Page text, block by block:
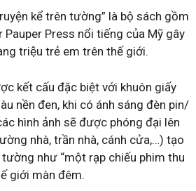
kể trên tường” là bộ sách gồm
Pauper Press nổi tiếng của Mỹ gây
triệu trẻ em trên thế giới.
kết cấu đặc biệt với khuôn giấy
nền đen, khi có ánh sáng đèn pin/
hình ảnh sẽ được phóng đại lên
nhà, trần nhà, cánh cửa,…) tạo
như “một rạp chiếu phim thu
giới màn đêm.